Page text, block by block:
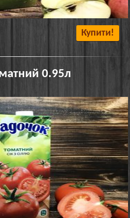
Купити!
0.95л